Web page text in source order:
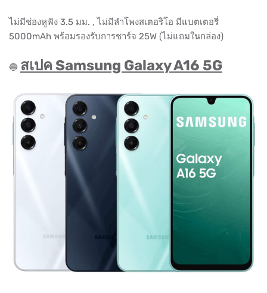
ไม่มีช่องหูฟัง 3.5 มม. , ไม่มีลำโพงสเตอริโอ มีแบตเตอรี่
5000mAh พร้อมรองรับการชาร์จ 25W (ไม่แถมในกล่อง)
🔵 สเปค Samsung Galaxy A16 5G